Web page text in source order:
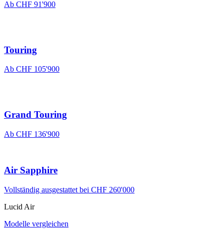
Ab CHF 91'900
Touring
Ab CHF 105'900
Grand Touring
Ab CHF 136'900
Air Sapphire
Vollständig ausgestattet bei CHF 260'000
Lucid Air
Modelle vergleichen